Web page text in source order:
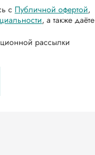
с Публичной офертой,
, а также даёте
рассылки